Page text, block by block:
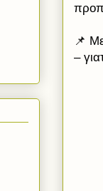
📌
–